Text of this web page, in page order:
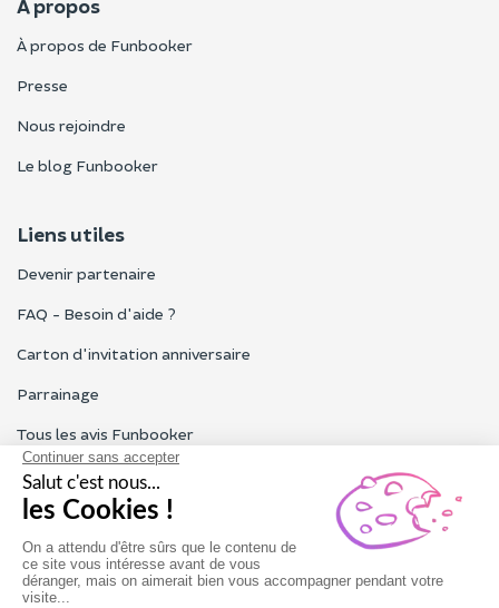
À propos
À propos de Funbooker
Presse
Nous rejoindre
Le blog Funbooker
Liens utiles
Devenir partenaire
FAQ - Besoin d'aide ?
Carton d'invitation anniversaire
Parrainage
Tous les avis Funbooker
Particuliers, entreprises, professionnels
Notre service client est ouvert du lundi au vendredi de 9h à 18h